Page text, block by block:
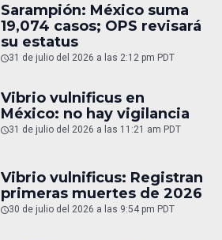
Sarampión: México suma
19,074 casos; OPS revisará
su estatus
31 de julio del 2026 a las 2:12 pm PDT
Vibrio vulnificus en
México: no hay vigilancia
31 de julio del 2026 a las 11:21 am PDT
Vibrio vulnificus: Registran
primeras muertes de 2026
30 de julio del 2026 a las 9:54 pm PDT